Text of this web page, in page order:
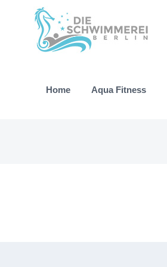
springen
Home Aqua Fitness